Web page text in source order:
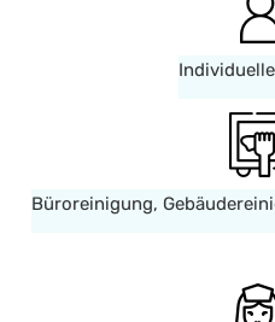
Büroreinigung,